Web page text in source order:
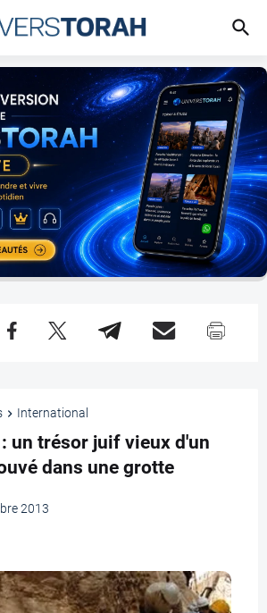
International
un trésor juif vieux d'un
dans une grotte
2013